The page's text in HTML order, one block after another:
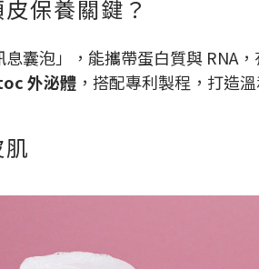
保養關鍵？
囊泡」，能攜帶蛋白質與 RNA
外泌體 ，搭配專利製程，打造